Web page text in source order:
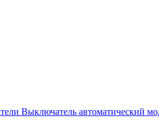
Выключатель автоматический